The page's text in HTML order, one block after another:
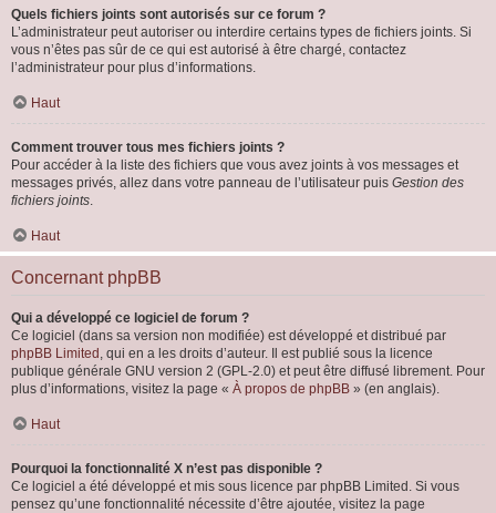
Quels fichiers joints sont autorisés sur ce forum ?
L’administrateur peut autoriser ou interdire certains types de fichiers joints. Si
vous n’êtes pas sûr de ce qui est autorisé à être chargé, contactez
l’administrateur pour plus d’informations.
Haut
Comment trouver tous mes fichiers joints ?
Pour accéder à la liste des fichiers que vous avez joints à vos messages et
messages privés, allez dans votre panneau de l’utilisateur puis Gestion des
fichiers joints.
Haut
Concernant phpBB
Qui a développé ce logiciel de forum ?
Ce logiciel (dans sa version non modifiée) est développé et distribué par
phpBB Limited , qui en a les droits d’auteur. Il est publié sous la licence
publique générale GNU version 2 (GPL-2.0) et peut être diffusé librement. Pour
plus d’informations, visitez la page « À propos de phpBB » (en anglais).
Haut
Pourquoi la fonctionnalité X n’est pas disponible ?
Ce logiciel a été développé et mis sous licence par phpBB Limited. Si vous
pensez qu’une fonctionnalité nécessite d’être ajoutée, visitez la page